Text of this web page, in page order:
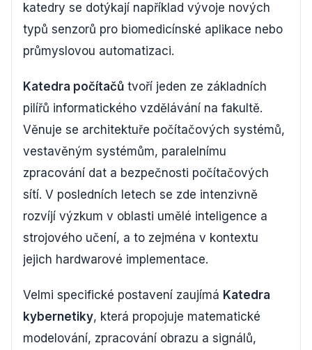
katedry se dotýkají například vývoje nových
typů senzorů pro biomedicínské aplikace nebo
průmyslovou automatizaci.
Katedra počítačů tvoří jeden ze základních
pilířů informatického vzdělávání na fakultě.
Věnuje se architektuře počítačových systémů,
vestavěným systémům, paralelnímu
zpracování dat a bezpečnosti počítačových
sítí. V posledních letech se zde intenzivně
rozvíjí výzkum v oblasti umělé inteligence a
strojového učení, a to zejména v kontextu
jejich hardwarové implementace.
Velmi specifické postavení zaujímá Katedra
kybernetiky, která propojuje matematické
modelování, zpracování obrazu a signálů,